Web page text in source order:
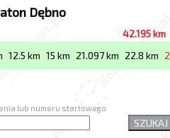
Dębno
42.195 km
12.5 km 15 km 21.097 km 22.8 km
lub numeru startowego
SZUKAJ